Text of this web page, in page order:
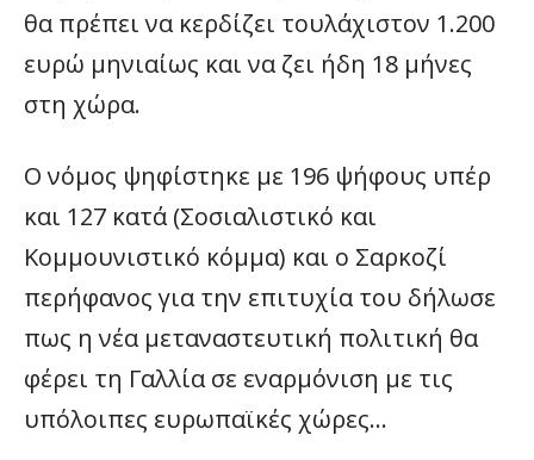
θα πρέπει να κερδίζει τουλάχιστον 1.200
ευρώ μηνιαίως και να ζει ήδη 18 μήνες
στη χώρα.
Ο νόμος ψηφίστηκε με 196 ψήφους υπέρ
και 127 κατά (Σοσιαλιστικό και
Κομμουνιστικό κόμμα) και ο Σαρκοζί
περήφανος για την επιτυχία του δήλωσε
πως η νέα μεταναστευτική πολιτική θα
φέρει τη Γαλλία σε εναρμόνιση με τις
υπόλοιπες ευρωπαϊκές χώρες…